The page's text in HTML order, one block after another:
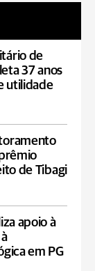
de
37 anos
utilidade
de Tibagi
apoio à
em PG